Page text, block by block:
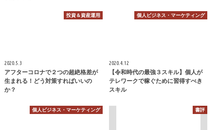
投資＆資産運用
2020.5.3
アフターコロナで２つの超絶格差が
生まれる！どう対策すればいいの
か？
個人ビジネス・マーケティング
2020.4.12
【令和時代の最強３スキル】個人が
テレワークで稼ぐために習得すべき
スキル
個人ビジネス・マーケティング 書評